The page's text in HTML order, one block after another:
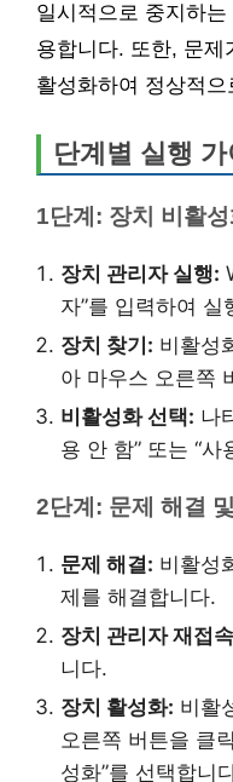
일시적으로 중지하
용합니다. 또한, 문제
활성화하여 정상적
단계별 실행
1단계: 장치 비활
장치 관리자 실행:
자”를 입력하여 실
장치 찾기: 비활성
아 마우스 오른쪽
비활성화 선택: 나
용 안 함” 또는 “사
2단계: 문제 해결
문제 해결: 비활성
제를 해결합니다.
장치 관리자 재접
니다.
장치 활성화: 비활
오른쪽 버튼을 클
성화”를 선택합니